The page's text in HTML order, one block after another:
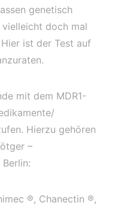
genetisch
doch mal
ist der Test auf
mit dem MDR1-
Hierzu gehören
–
®, Chanectin ®,